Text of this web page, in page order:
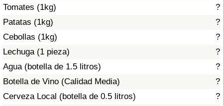
Tomates (1kg)
?
Patatas (1kg)
?
Cebollas (1kg)
?
Lechuga (1 pieza)
?
Agua (botella de 1.5 litros)
?
Botella de Vino (Calidad Media)
?
Cerveza Local (botella de 0.5 litros)
?
Índice de Contaminación por País
Tráfico
Índice de Tráfico
Índice de Tráfico (Actual)